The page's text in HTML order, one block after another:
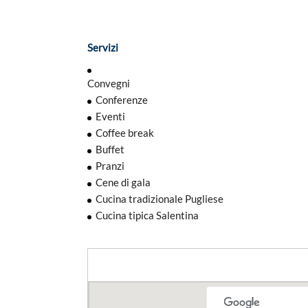
Servizi
Convegni
Conferenze
Eventi
Coffee break
Buffet
Pranzi
Cene di gala
Cucina tradizionale Pugliese
Cucina tipica Salentina